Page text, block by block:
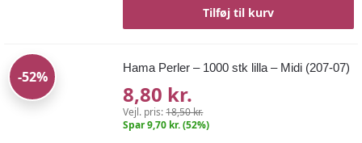
Tilføj til kurv
-52%
Hama Perler – 1000 stk lilla – Midi (207-07)
8,80 kr.
Vejl. pris:18,50 kr.
Spar 9,70 kr. (52%)